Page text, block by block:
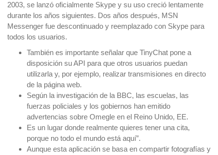
2003, se lanzó oficialmente Skype y su uso creció lentamente
durante los años siguientes. Dos años después, MSN
Messenger fue descontinuado y reemplazado con Skype para
todos los usuarios.
También es importante señalar que TinyChat pone a
disposición su API para que otros usuarios puedan
utilizarla y, por ejemplo, realizar transmisiones en directo
de la página web.
Según la investigación de la BBC, las escuelas, las
fuerzas policiales y los gobiernos han emitido
advertencias sobre Omegle en el Reino Unido, EE.
Es un lugar donde realmente quieres tener una cita,
porque no todo el mundo está aquí”.
Aunque esta aplicación se basa en compartir fotografías y